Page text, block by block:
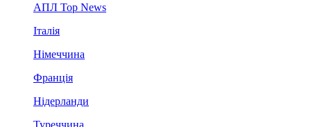
АПЛ Top News
Італія
Німеччина
Франція
Нідерланди
Туреччина